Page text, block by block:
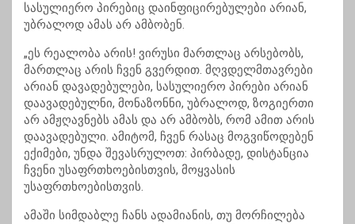
სასულიერო პირებიც დაინფიცირებულები არიან,
უბრალოდ ამას არ ამბობენ.
„ეს რეალობა არის! ვირუსი მართლაც არსებობს,
მართლაც არის ჩვენ გვერდით. მღვდელმთავრები
არიან დავადებულები, სასულიერო პირები არიან
დაავადებულნი, მონაზონნი, უბრალოდ, ზოგიერთი
არ ამჟღავნებს ამას და არ ამბობს, რომ ამით არის
დაავადებული. ამიტომ, ჩვენ რასაც მოგვიწოდებენ
ექიმები, უნდა შევასრულოთ: პირბადე, დისტანცია
ჩვენი უსაფრთხოებისთვის, მოყვასის
უსაფრთხოებისთვის.
ამაში სიმდაბლე ჩანს ადამიანის, თუ მორჩილება